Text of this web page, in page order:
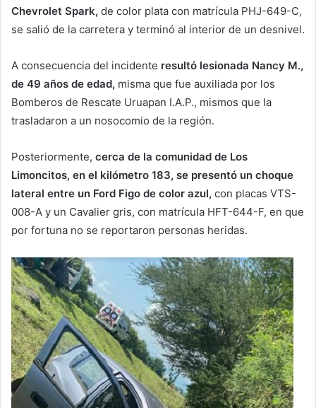
Chevrolet Spark, de color plata con matrícula PHJ-649-C,
se salió de la carretera y terminó al interior de un desnivel.
A consecuencia del incidente resultó lesionada Nancy M.,
de 49 años de edad, misma que fue auxiliada por los
Bomberos de Rescate Uruapan I.A.P., mismos que la
trasladaron a un nosocomio de la región.
Posteriormente, cerca de la comunidad de Los
Limoncitos, en el kilómetro 183, se presentó un choque
lateral entre un Ford Figo de color azul, con placas VTS-
008-A y un Cavalier gris, con matrícula HFT-644-F, en que
por fortuna no se reportaron personas heridas.